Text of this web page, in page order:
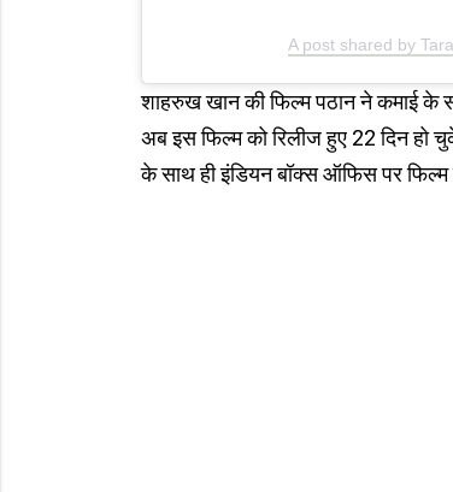
A post shared by
शाहरुख खान की फिल्म पठान ने कमाई के
अब इस फिल्म को रिलीज हुए 22 दिन
के साथ ही इंडियन बॉक्स ऑफिस पर